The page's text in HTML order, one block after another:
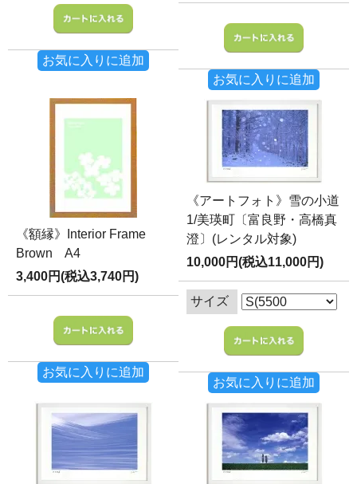
お気に入りに追加
お気に入りに追加
《額縁》Interior Frame
Brown A4
3,400円(税込3,740円)
お気に入りに追加
《アートフォト》雪の小道
1/美瑛町〔富良野・高橋真
澄〕(レンタル対象)
10,000円(税込11,000円)
サイズ
お気に入りに追加